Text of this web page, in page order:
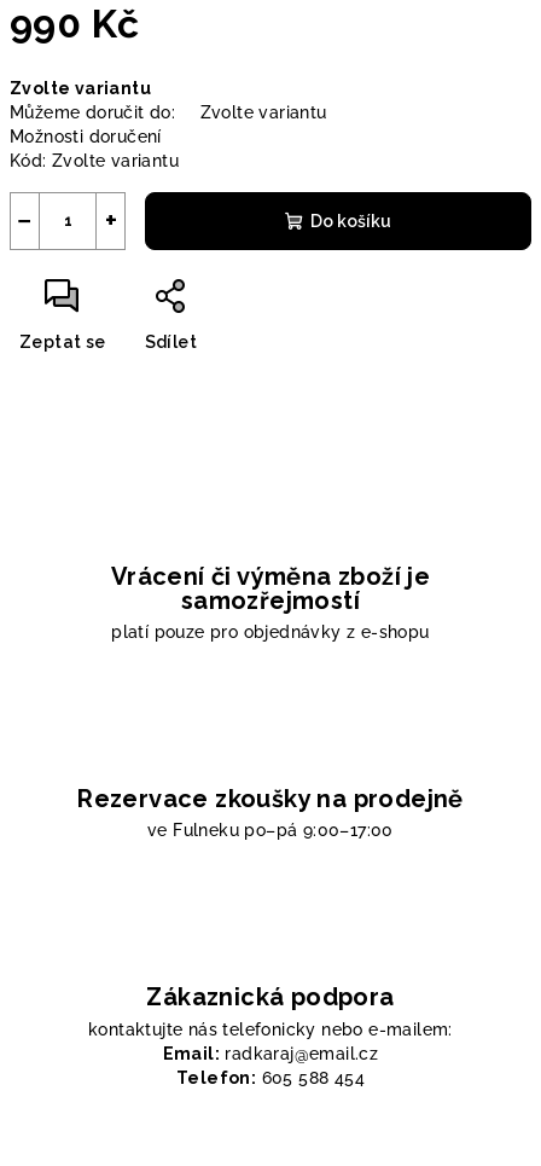
990 Kč
cena:
Zvolte variantu
Můžeme doručit do:
Zvolte variantu
Možnosti doručení
Kód: Zvolte variantu
+
− Do košíku
Zeptat se Sdílet
Vrácení či výměna zboží je
samozřejmostí
platí pouze pro objednávky z e-shopu
Rezervace zkoušky na prodejně
ve Fulneku po–pá 9:00–17:00
Zákaznická podpora
kontaktujte nás telefonicky nebo e-mailem:
Email: radkaraj@email.cz
Telefon: 605 588 454